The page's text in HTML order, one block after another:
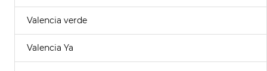
Valencia verde
Valencia Ya